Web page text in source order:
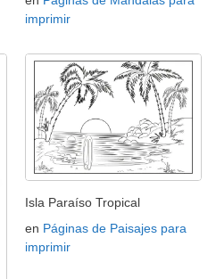
imprimir
Isla Paraíso Tropical
en Páginas de Paisajes para
imprimir